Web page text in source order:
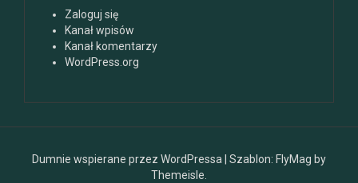
Zaloguj się
Kanał wpisów
Kanał komentarzy
WordPress.org
Dumnie wspierane przez WordPressa Szablon: FlyMag by
Themeisle.